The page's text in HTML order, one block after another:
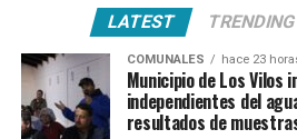
LATEST TRENDING
COMUNALES hace 23
Municipio de Los Vilos
independientes del
resultados de